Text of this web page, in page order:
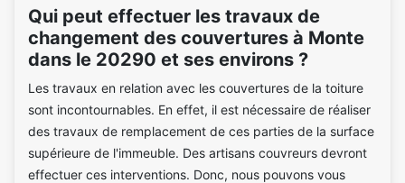
Qui peut effectuer les travaux de
changement des couvertures à Monte
dans le 20290 et ses environs ?
Les travaux en relation avec les couvertures de la toiture
sont incontournables. En effet, il est nécessaire de réaliser
des travaux de remplacement de ces parties de la surface
supérieure de l'immeuble. Des artisans couvreurs devront
effectuer ces interventions. Donc, nous pouvons vous